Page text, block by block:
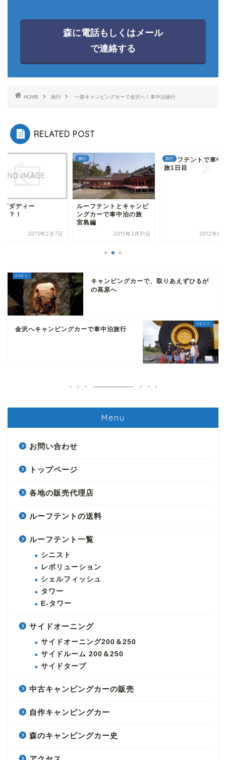
森に電話もしくはメール
で連絡する
HOME 旅行 一路キャンピングカーで金沢へ！車中泊旅行
RELATED POST
グダディー
？！
2013年2月7日
旅行
ルーフテントとキャンピ
ングカーで車中泊の旅
宮島編
2015年3月31日
旅行
ルーフテントで車中
旅1日目
2012年8
キャンピングカーで、取りあえずひるが
の高原へ
金沢へキャンピングカーで車中泊旅行
Menu
お問い合わせ
トップページ
各地の販売代理店
ルーフテントの送料
ルーフテント一覧
シニスト
レボリューション
シェルフィッシュ
タワー
E-タワー
サイドオーニング
サイドオーニング200＆250
サイドルーム 200＆250
サイドタープ
中古キャンピングカーの販売
自作キャンピングカー
森のキャンピングカー史